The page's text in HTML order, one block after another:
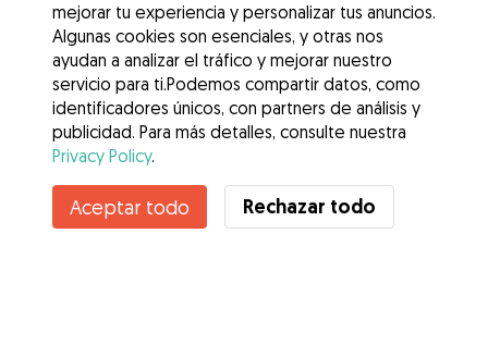
David no está disponible temporalmente
mejorar tu experiencia y personalizar tus anuncios.
Algunas cookies son esenciales, y otras nos
ayudan a analizar el tráfico y mejorar nuestro
servicio para ti.Podemos compartir datos, como
identificadores únicos, con partners de análisis y
publicidad. Para más detalles, consulte nuestra
Privacy Policy.
Aceptar todo Rechazar todo